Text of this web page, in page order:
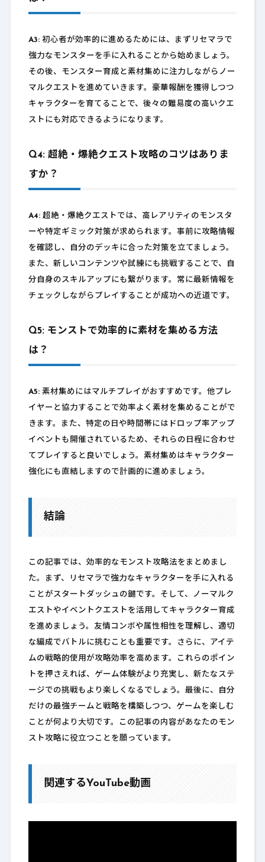
A3:初心者が効率的に進めるためには、まずリセマラで
強力なモンスターを手に入れることから始めましょう。
その後、モンスター育成と素材集めに注力しながらノー
マルクエストを進めていきます。豪華報酬を獲得しつつ
キャラクターを育てることで、後々の難易度の高いクエ
ストにも対応できるようになります。
Q4: 超絶・爆絶クエスト攻略のコツはありま
すか？
A4:超絶・爆絶クエストでは、高レアリティのモンスタ
ーや特定ギミック対策が求められます。事前に攻略情報
を確認し、自分のデッキに合った対策を立てましょう。
また、新しいコンテンツや試練にも挑戦することで、自
分自身のスキルアップにも繋がります。常に最新情報を
チェックしながらプレイすることが成功への近道です。
Q5: モンストで効率的に素材を集める方法
は？
A5:素材集めにはマルチプレイがおすすめです。他プレ
イヤーと協力することで効率よく素材を集めることがで
きます。また、特定の日や時間帯にはドロップ率アップ
イベントも開催されているため、それらの日程に合わせ
てプレイすると良いでしょう。素材集めはキャラクター
強化にも直結しますので計画的に進めましょう。
結論
この記事では、効率的なモンスト攻略法をまとめまし
た。まず、リセマラで強力なキャラクターを手に入れる
ことがスタートダッシュの鍵です。そして、ノーマルク
エストやイベントクエストを活用してキャラクター育成
を進めましょう。友情コンボや属性相性を理解し、適切
な編成でバトルに挑むことも重要です。さらに、アイテ
ムの戦略的使用が攻略効率を高めます。これらのポイン
トを押さえれば、ゲーム体験がより充実し、新たなステ
ージでの挑戦もより楽しくなるでしょう。最後に、自分
だけの最強チームと戦略を構築しつつ、ゲームを楽しむ
ことが何より大切です。この記事の内容があなたのモン
スト攻略に役立つことを願っています。
関連するYouTube動画